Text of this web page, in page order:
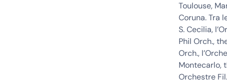
Toulouse,
Coruna. Tra
S. Cecilia,
Phil Orch.,
Orch.,
Montecarlo,
Orchestre